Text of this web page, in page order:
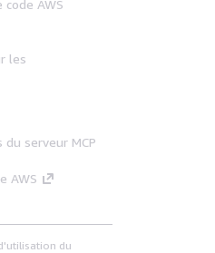
AWS
les
serveur MCP
AWS
du